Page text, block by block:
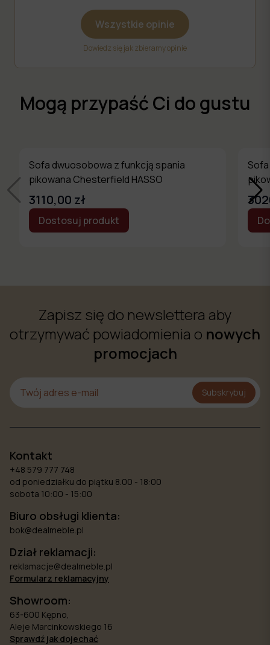
Wszystkie opinie
Dowiedz się jak zbieramy opinie
Mogą przypaść Ci do gustu
Sofa dwuosobowa z funkcją spania
pikowana Chesterfield HASSO
3110,00 zł
Dostosuj produkt
Zapisz się do newslettera aby
otrzymywać powiadomienia o nowych
promocjach
Subskrybuj
Kontakt
+48 579 777 748
od poniedziałku do piątku 8.00 - 18:00
sobota 10:00 - 15:00
Biuro obsługi klienta:
bok@dealmeble.pl
Dział reklamacji:
reklamacje@dealmeble.pl
Formularz reklamacyjny
Showroom:
63-600 Kępno,
Aleje Marcinkowskiego 16
Sprawdź jak dojechać